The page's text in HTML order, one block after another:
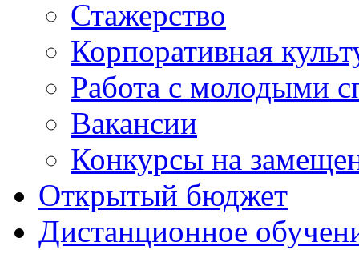
Стажерство
Корпоративная
Работа с молодыми
Вакансии
Конкурсы на
Открытый бюджет
Дистанционное